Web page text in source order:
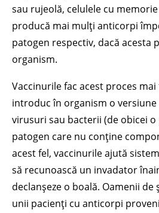
sau rujeolă, celulele cu
producă mai mulți anticorpi
patogen respectiv, dacă acesta
organism.
Vaccinurile fac acest proces
introduc în organism o
virusuri sau bacterii (de obicei
patogen care nu conține
acest fel, vaccinurile ajută
să recunoască un invadator
declanșeze o boală. Oamenii
unii pacienți cu anticorpi